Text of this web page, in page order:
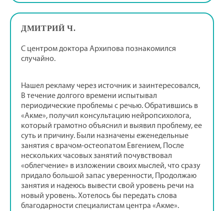
ДМИТРИЙ Ч.
С центром доктора Архипова познакомился
случайно.
Нашел рекламу через источник и заинтересовался,
В течение долгого времени испытывал
периодические проблемы с речью. Обратившись в
«Акме», получил консультацию нейропсихолога,
который грамотно объяснил и выявил проблему, ее
суть и причину. Были назначены еженедельные
занятия с врачом-остеопатом Евгением, После
нескольких часовых занятий почувствовал
«облегчение» в изложении своих мыслей, что сразу
придало большой запас уверенности, Продолжаю
занятия и надеюсь вывести свой уровень речи на
новый уровень. Хотелось бы передать слова
благодарности специалистам центра «Акме».